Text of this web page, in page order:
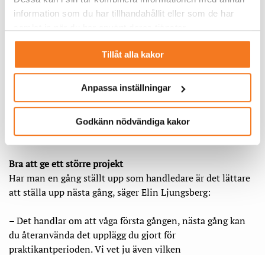
information som du har tillhandahållit eller som de har
Tillåt alla kakor
Anpassa inställningar
Godkänn nödvändiga kakor
kan vi bidra med våra erfarenheter
om vad branschen behöver för
kompetens och vi kan i vissa fall
vara med och påverka innehållet på
utbildningarna.
Bra att ge ett större projekt
Har man en gång ställt upp som handledare är det lättare
att ställa upp nästa gång, säger Elin Ljungsberg:
– Det handlar om att våga första gången, nästa gång kan
du återanvända det upplägg du gjort för
praktikantperioden. Vi vet ju även vilken